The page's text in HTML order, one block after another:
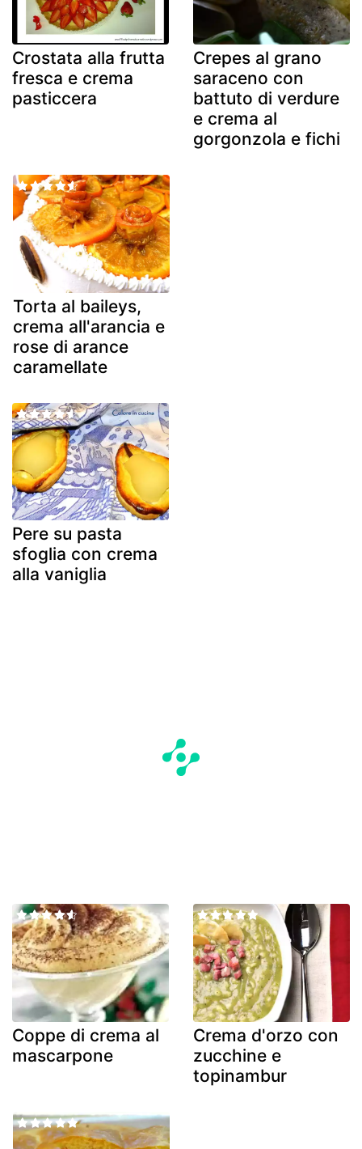
Crostata alla frutta
fresca e crema
pasticcera
Crepes al grano
saraceno con
battuto di verdure
e crema al
gorgonzola e fichi
Torta al baileys,
crema all'arancia e
rose di arance
caramellate
Pere su pasta
sfoglia con crema
alla vaniglia
Coppe di crema al
mascarpone
Crema d'orzo con
zucchine e
topinambur